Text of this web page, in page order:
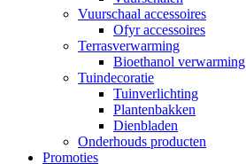
Vuurschaal accessoires
Ofyr accessoires
Terrasverwarming
Bioethanol verwarming
Tuindecoratie
Tuinverlichting
Plantenbakken
Dienbladen
Onderhouds producten
Promoties